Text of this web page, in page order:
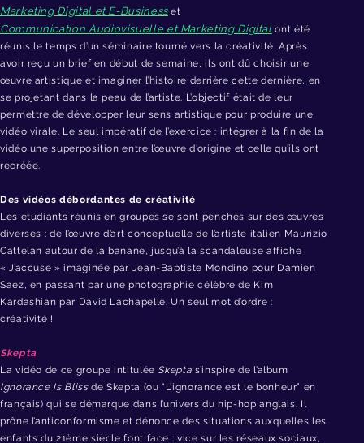
Marketing Digital et E-Businesset
Communication Audiovisuelle et Marketing Digital ont été
réunis le temps d’un séminaire tourné vers la créativité. Après
avoir reçu un brief en début de semaine, ils ont dû choisir une
œuvre artistique et imaginer l’histoire derrière cette dernière, en
se projetant dans la peau de l’artiste. L’objectif était de leur
permettre de développer leur sens artistique pour produire une
vidéo virale. Le seul impératif de l’exercice : intégrer à la fin de la
vidéo une superposition entre l’œuvre d’origine et celle qu’ils ont
recréée.
Des vidéos débordantes de créativité
Les étudiants réunis en groupes se sont penchés sur des œuvres
diverses : de l’œuvre d’art conceptuelle de l’artiste italien Maurizio
Cattelan autour de la banane, jusqu’à la scandaleuse affiche
« J’accuse » imaginée par Jean-Baptiste Mondino pour Damien
Saez, en passant par une photographie célèbre de Kim
Kardashian par David Lachapelle. Un seul mot d’ordre :
créativité !
Skepta
La vidéo de ce groupe intitulée Skepta s’inspire de l’album
Ignorance Is Blissde Skepta (ou“ L’ignorance est le bonheur” en
français) qui se démarque dans l’univers du hip-hop anglais. Il
prône l’anticonformisme et dénonce des situations auxquelles les
enfants du 21ème siècle font face : vice sur les réseaux sociaux,